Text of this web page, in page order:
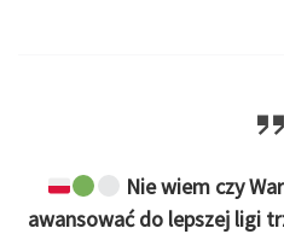
Nie wiem czy
awansować do lepszej ligi